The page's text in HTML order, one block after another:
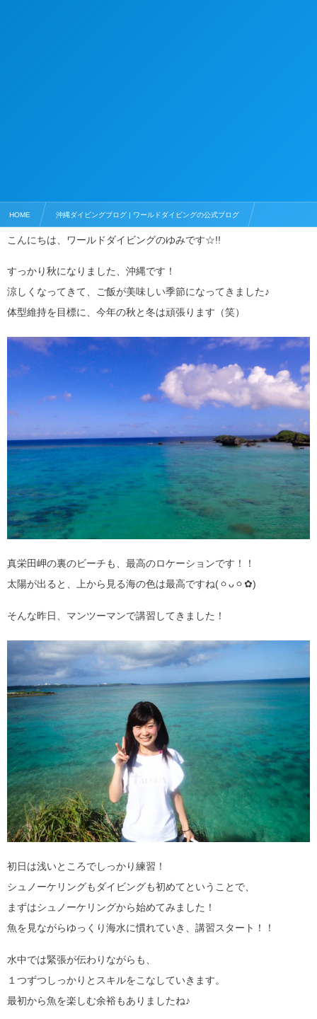
HOME 沖縄ダイビングブログ | ワールドダイビングの公式ブログ
ダイビングライセンス
真栄田岬でじっくりマンツーマン！オープンウォーター講習
こんにちは、ワールドダイビングのゆみです☆!!
すっかり秋になりました、沖縄です！
涼しくなってきて、ご飯が美味しい季節になってきました♪
体型維持を目標に、今年の秋と冬は頑張ります（笑）
真栄田岬の裏のビーチも、最高のロケーションです！！
太陽が出ると、上から見る海の色は最高ですね(ㆁᴗㆁ✿)
そんな昨日、マンツーマンで講習してきました！
初日は浅いところでしっかり練習！
シュノーケリングもダイビングも初めてということで、
まずはシュノーケリングから始めてみました！
魚を見ながらゆっくり海水に慣れていき、講習スタート！！
水中では緊張が伝わりながらも、
１つずつしっかりとスキルをこなしていきます。
最初から魚を楽しむ余裕もありましたね♪